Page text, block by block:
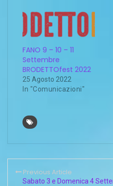
FANO 9 – 10 – 11
Settembre
BRODETTOfest 2022
25 Agosto 2022
In "Comunicazioni"
Previous Article
Sabato 3 e Domenica 4